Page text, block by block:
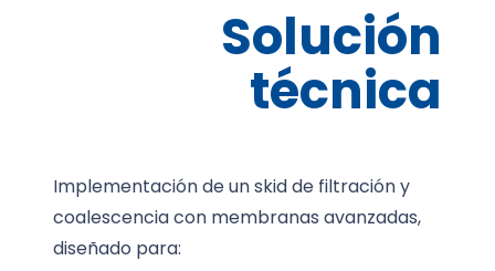
Solución
técnica
Implementación de un skid de filtración y
coalescencia con membranas avanzadas,
diseñado para: